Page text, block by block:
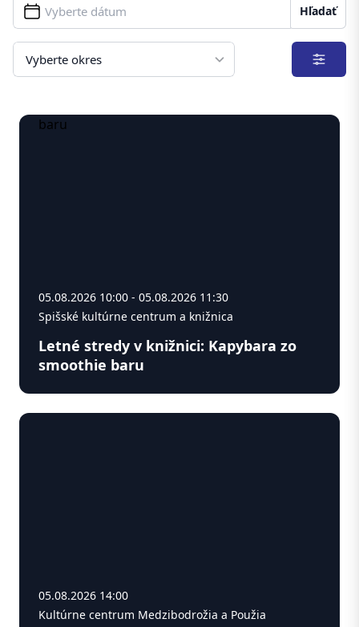
Filter
Hľadať
05.08.2026 10:00 - 05.08.2026 11:30
Spišské kultúrne centrum a knižnica
Letné stredy v knižnici: Kapybara zo
smoothie baru
05.08.2026 14:00
Kultúrne centrum Medzibodrožia a Použia